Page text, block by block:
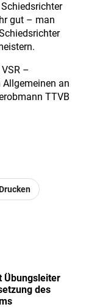
gut – man
–
an
TTVB
Übungsleiter
des